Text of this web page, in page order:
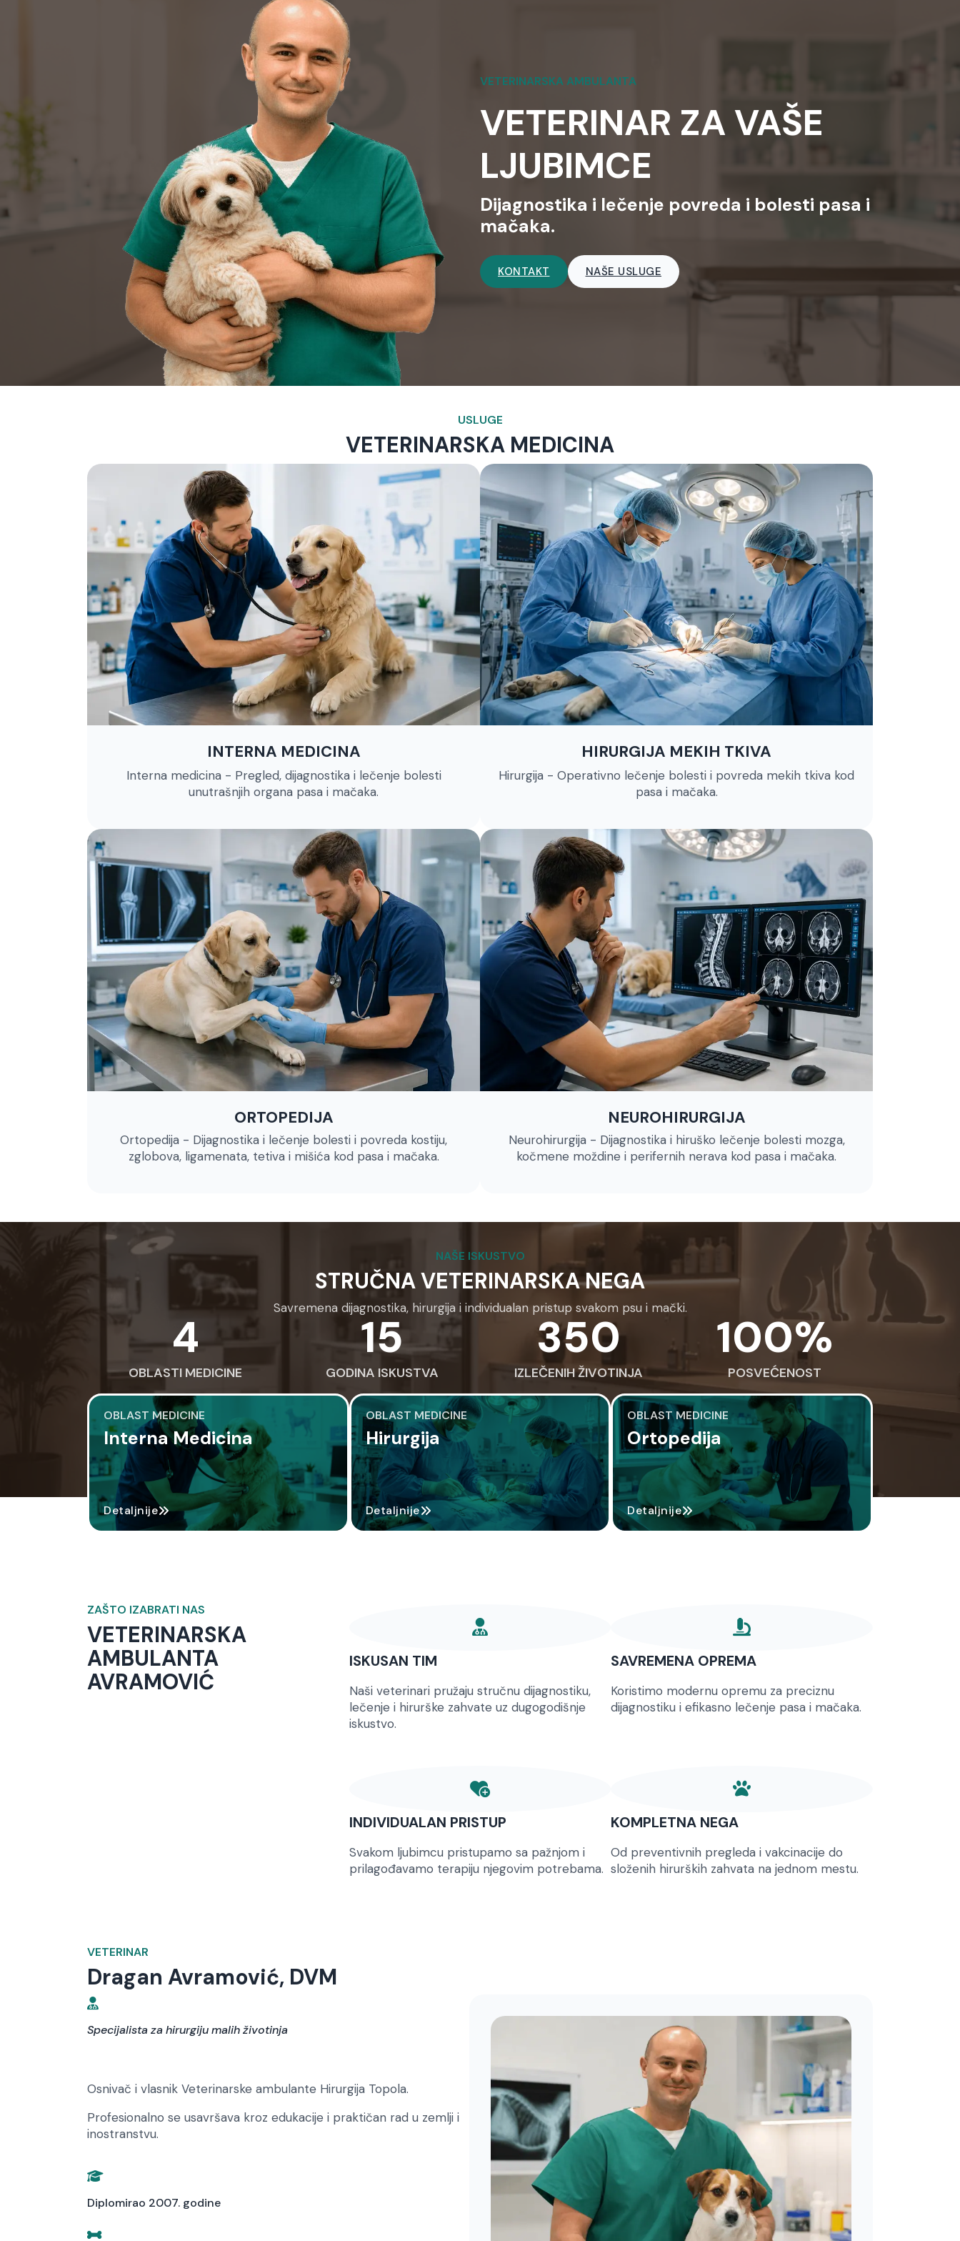
VETERINARSKA AMBULANTA
VETERINAR ZA VAŠE
LJUBIMCE
Dijagnostika i lečenje povreda i bolesti pasa i
mačaka.
KONTAKT NAŠE USLUGE
USLUGE
VETERINARSKA MEDICINA
INTERNA MEDICINA
Interna medicina - Pregled, dijagnostika i lečenje bolesti
unutrašnjih organa pasa i mačaka.
HIRURGIJA MEKIH TKIVA
Hirurgija - Operativno lečenje bolesti i povreda mekih tkiva kod
pasa i mačaka.
ORTOPEDIJA
Ortopedija - Dijagnostika i lečenje bolesti i povreda kostiju,
zglobova, ligamenata, tetiva i mišića kod pasa i mačaka.
NEUROHIRURGIJA
Neurohirurgija - Dijagnostika i hiruško lečenje bolesti mozga,
kočmene moždine i perifernih nerava kod pasa i mačaka.
NAŠE ISKUSTVO
STRUČNA VETERINARSKA NEGA
Savremena dijagnostika, hirurgija i individualan pristup svakom psu i mački.
4
OBLASTI MEDICINE
15
GODINA ISKUSTVA
350
IZLEČENIH ŽIVOTINJA
100%
POSVEĆENOST
OBLAST MEDICINE
Interna Medicina
Detaljnije
OBLAST MEDICINE
Hirurgija
Detaljnije
OBLAST MEDICINE
Ortopedija
Detaljnije
ZAŠTO IZABRATI NAS
VETERINARSKA
AMBULANTA
AVRAMOVIĆ
ISKUSAN TIM
Naši veterinari pružaju stručnu dijagnostiku,
lečenje i hirurške zahvate uz dugogodišnje
iskustvo.
INDIVIDUALAN PRISTUP
Svakom ljubimcu pristupamo sa pažnjom i
prilagođavamo terapiju njegovim potrebama.
SAVREMENA OPREMA
Koristimo modernu opremu za preciznu
dijagnostiku i efikasno lečenje pasa i mačaka.
KOMPLETNA NEGA
Od preventivnih pregleda i vakcinacije do
složenih hirurških zahvata na jednom mestu.
VETERINAR
Dragan Avramović, DVM
Specijalista za hirurgiju malih životinja
Osnivač i vlasnik Veterinarske ambulante Hirurgija Topola.
Profesionalno se usavršava kroz edukacije i praktičan rad u zemlji i
inostranstvu.
Diplomirao 2007. godine